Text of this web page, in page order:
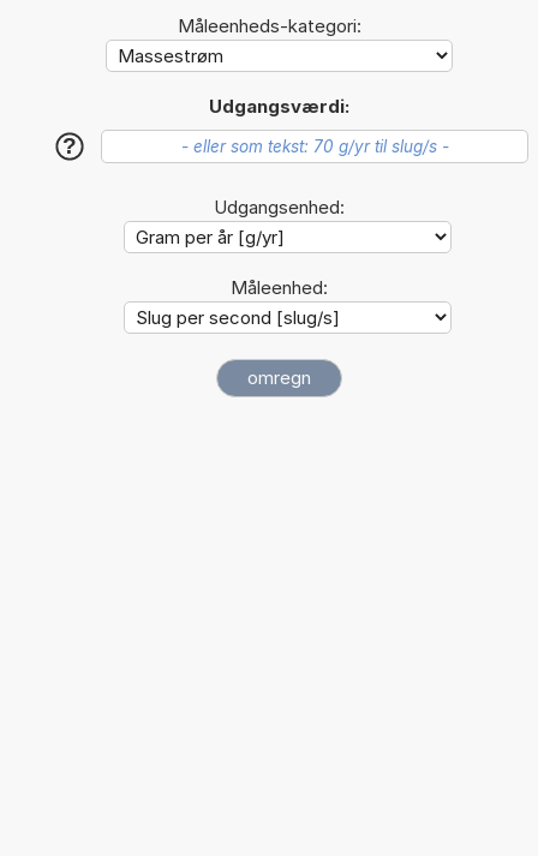
Måleenheds-kategori:
Udgangsværdi:
?
Udgangsenhed:
Måleenhed: